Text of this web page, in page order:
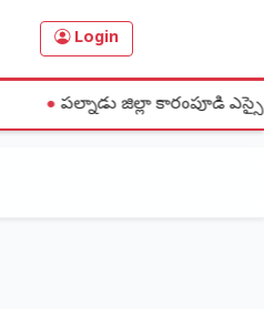
Login
కారంపూడి ఎస్సై వాసు సస్పెండ్...